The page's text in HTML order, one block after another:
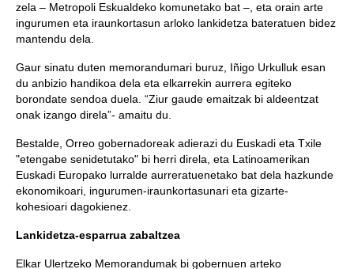
zela – Metropoli Eskualdeko komunetako bat –, eta orain arte
ingurumen eta iraunkortasun arloko lankidetza bateratuen bidez
mantendu dela.
Gaur sinatu duten memorandumari buruz, Iñigo Urkulluk esan
du anbizio handikoa dela eta elkarrekin aurrera egiteko
borondate sendoa duela. “Ziur gaude emaitzak bi aldeentzat
onak izango direla”- amaitu du.
Bestalde, Orreo gobernadoreak adierazi du Euskadi eta Txile
"etengabe senidetutako" bi herri direla, eta Latinoamerikan
Euskadi Europako lurralde aurreratuenetako bat dela hazkunde
ekonomikoari, ingurumen-iraunkortasunari eta gizarte-
kohesioari dagokienez.
Lankidetza-esparrua zabaltzea
Elkar Ulertzeko Memorandumak bi gobernuen arteko